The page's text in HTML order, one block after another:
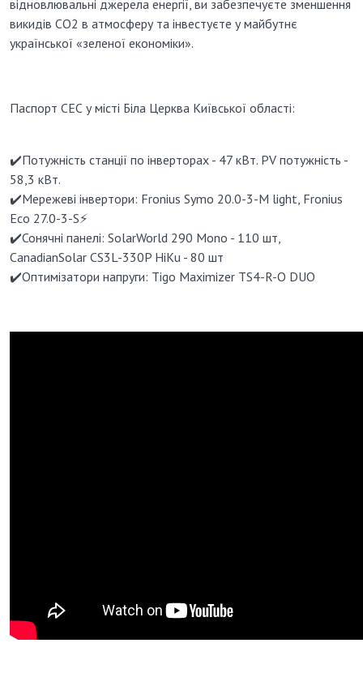
відновлювальні джерела енергії, ви забезпечуєте зменшення
викидів СО2 в атмосферу та інвестуєте у майбутнє
української «зеленої економіки».
Паспорт СЕС у місті Біла Церква Київської області:
✔️Потужність станції по інверторах - 47 кВт. PV потужність -
58,3 кВт.
✔️Мережеві інвертори: Fronius Symo 20.0-3-M light, Fronius
Eco 27.0-3-S⚡️
✔️Сонячні панелі: SolarWorld 290 Mono - 110 шт,
CanadianSolar CS3L-330P HiKu - 80 шт
✔️Оптимізатори напруги: Tigo Maximizer TS4-R-O DUO